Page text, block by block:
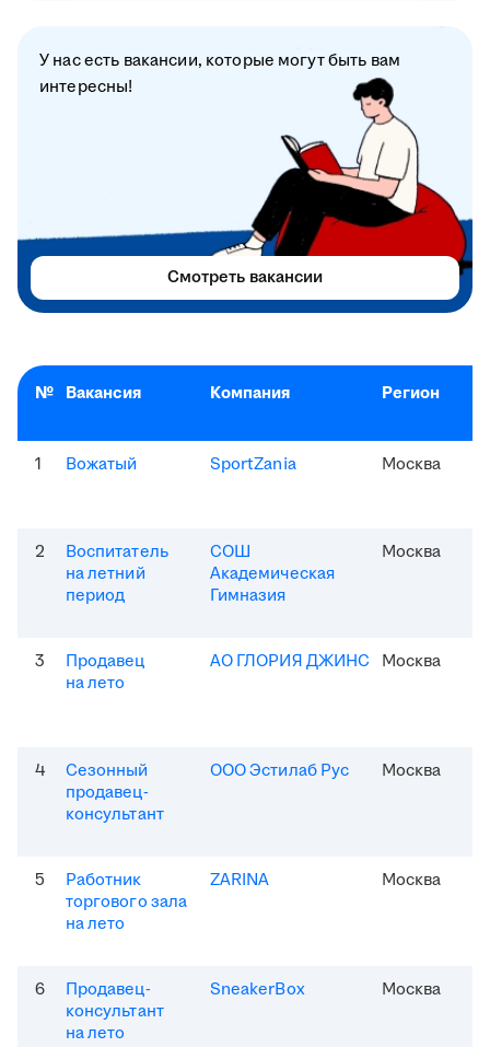
№ Вакансия Компания Регион
1 Вожатый SportZania Москва
2
Воспитатель
на летний
период
СОШ
Академическая
Гимназия
Москва
3
Продавец
на лето
АО ГЛОРИЯ ДЖИНС Москва
4
Сезонный
продавец-
консультант
ООО Эстилаб Рус Москва
5
Работник
торгового зала
на лето
ZARINA Москва
6
Продавец-
консультант
на лето
SneakerBox Москва
У нас есть вакансии, которые могут быть вам
интересны!
Смотреть вакансии